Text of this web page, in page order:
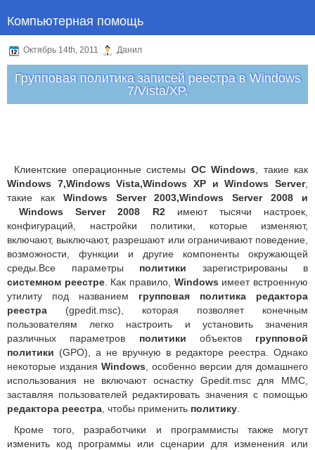
Компьютерная помощь
Октябрь 14th, 2011 Данил
Групповая политика записей реестра в Windows
7/Vista/XP.
Клиентские операционные системы ОС Windows , такие как
Windows 7,Windows Vista,Windows XP и Windows Server,
такие как Windows Server 2003,Windows Server 2008 и
Windows Server 2008 R2имеют тысячи настроек,
конфигураций, настройки политики, которые изменяют,
включают, выключают, разрешают или ограничивают поведение,
возможности, функции и другие компоненты окружающей
среды.Все параметры политики зарегистрированы в
системном реестре. Как правило, Windows имеет встроенную
утилиту под названием групповая политика редактора
реестра (gpedit.msc), которая позволяет конечным
пользователям легко настроить и установить значения
различных параметров политики объектов групповой
политики (GPO), а не вручную в редакторе реестра. Однако
некоторые издания Windows , особенно версии для домашнего
использования не включают оснастку Gpedit.msc для MMC,
заставляя пользователей редактировать значения с помощью
редактора реестра , чтобы применить политику
Кроме того, разработчики и программисты также могут
изменить код программы или сценарии для изменения или